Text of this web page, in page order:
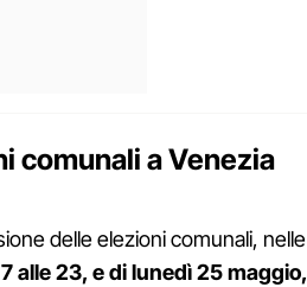
comunali a Venezia
delle elezioni comunali, nelle
alle 23, e di lunedì 25 maggio,